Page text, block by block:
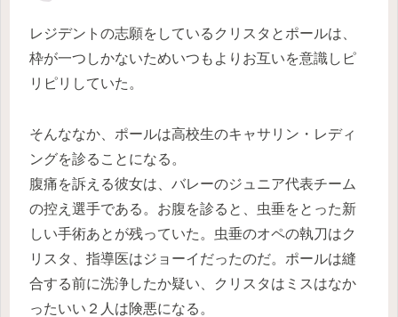
レジデントの志願をしているクリスタとポールは、
枠が一つしかないためいつもよりお互いを意識しピ
リピリしていた。
そんななか、ポールは高校生のキャサリン・レディ
ングを診ることになる。
腹痛を訴える彼女は、バレーのジュニア代表チーム
の控え選手である。お腹を診ると、虫垂をとった新
しい手術あとが残っていた。虫垂のオペの執刀はク
リスタ、指導医はジョーイだったのだ。ポールは縫
合する前に洗浄したか疑い、クリスタはミスはなか
ったいい２人は険悪になる。